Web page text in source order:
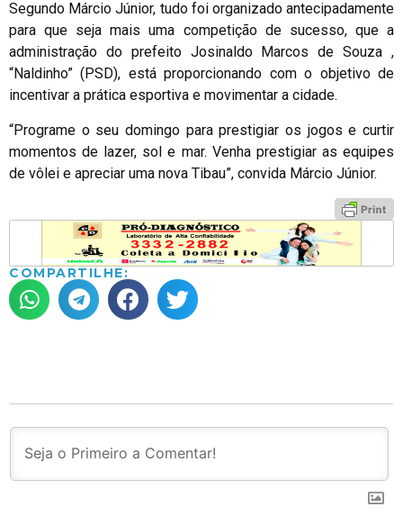
Segundo Márcio Júnior, tudo foi organizado antecipadamente
para que seja mais uma competição de sucesso, que a
administração do prefeito Josinaldo Marcos de Souza ,
“Naldinho” (PSD), está proporcionando com o objetivo de
incentivar a prática esportiva e movimentar a cidade.
“Programe o seu domingo para prestigiar os jogos e curtir
momentos de lazer, sol e mar. Venha prestigiar as equipes
de vôlei e apreciar uma nova Tibau”, convida Márcio Júnior.
COMPARTILHE: